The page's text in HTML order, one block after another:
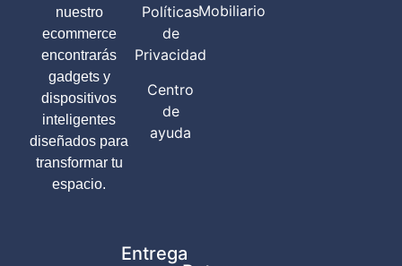
nuestro
ecommerce
encontrarás
gadgets y
dispositivos
inteligentes
diseñados para
transformar tu
espacio.
Entrega
Políticas
de
Privacidad
Centro
de
ayuda
Mobiliario